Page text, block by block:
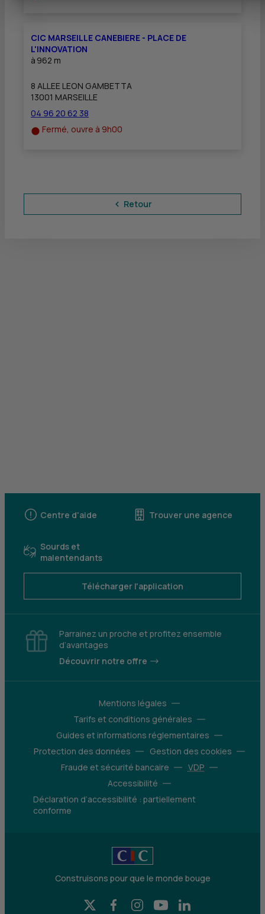
CIC MARSEILLE CANEBIERE - PLACE DE
L'INNOVATION
à 962 m
8 ALLEE LEON GAMBETTA
13001 MARSEILLE
04 96 20 62 38
Fermé, ouvre à 9h00
Retour
Centre d'aide Trouver une agence
Sourds et
malentendants
Télécharger l'application
Parrainez un proche et profitez ensemble
d’avantages
Découvrir notre offre
Mentions légales
Tarifs et conditions générales
Guides et informations réglementaires
Protection des données
Gestion des cookies
Fraude et sécurité bancaire
VDP
Accessibilité
Déclaration d’accessibilité : partiellement
conforme
Construisons pour que le monde bouge
X (Twitter) - CIC
Facebook - CIC
Instagram - CIC
YouTube - CIC